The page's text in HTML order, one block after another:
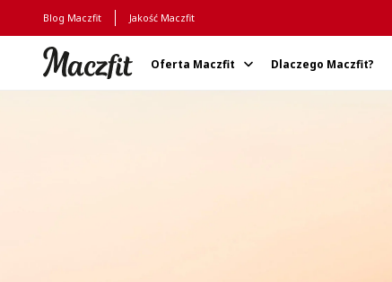
Blog Maczfit Jakość Maczfit
Oferta Maczfit Dlaczego Maczfit?